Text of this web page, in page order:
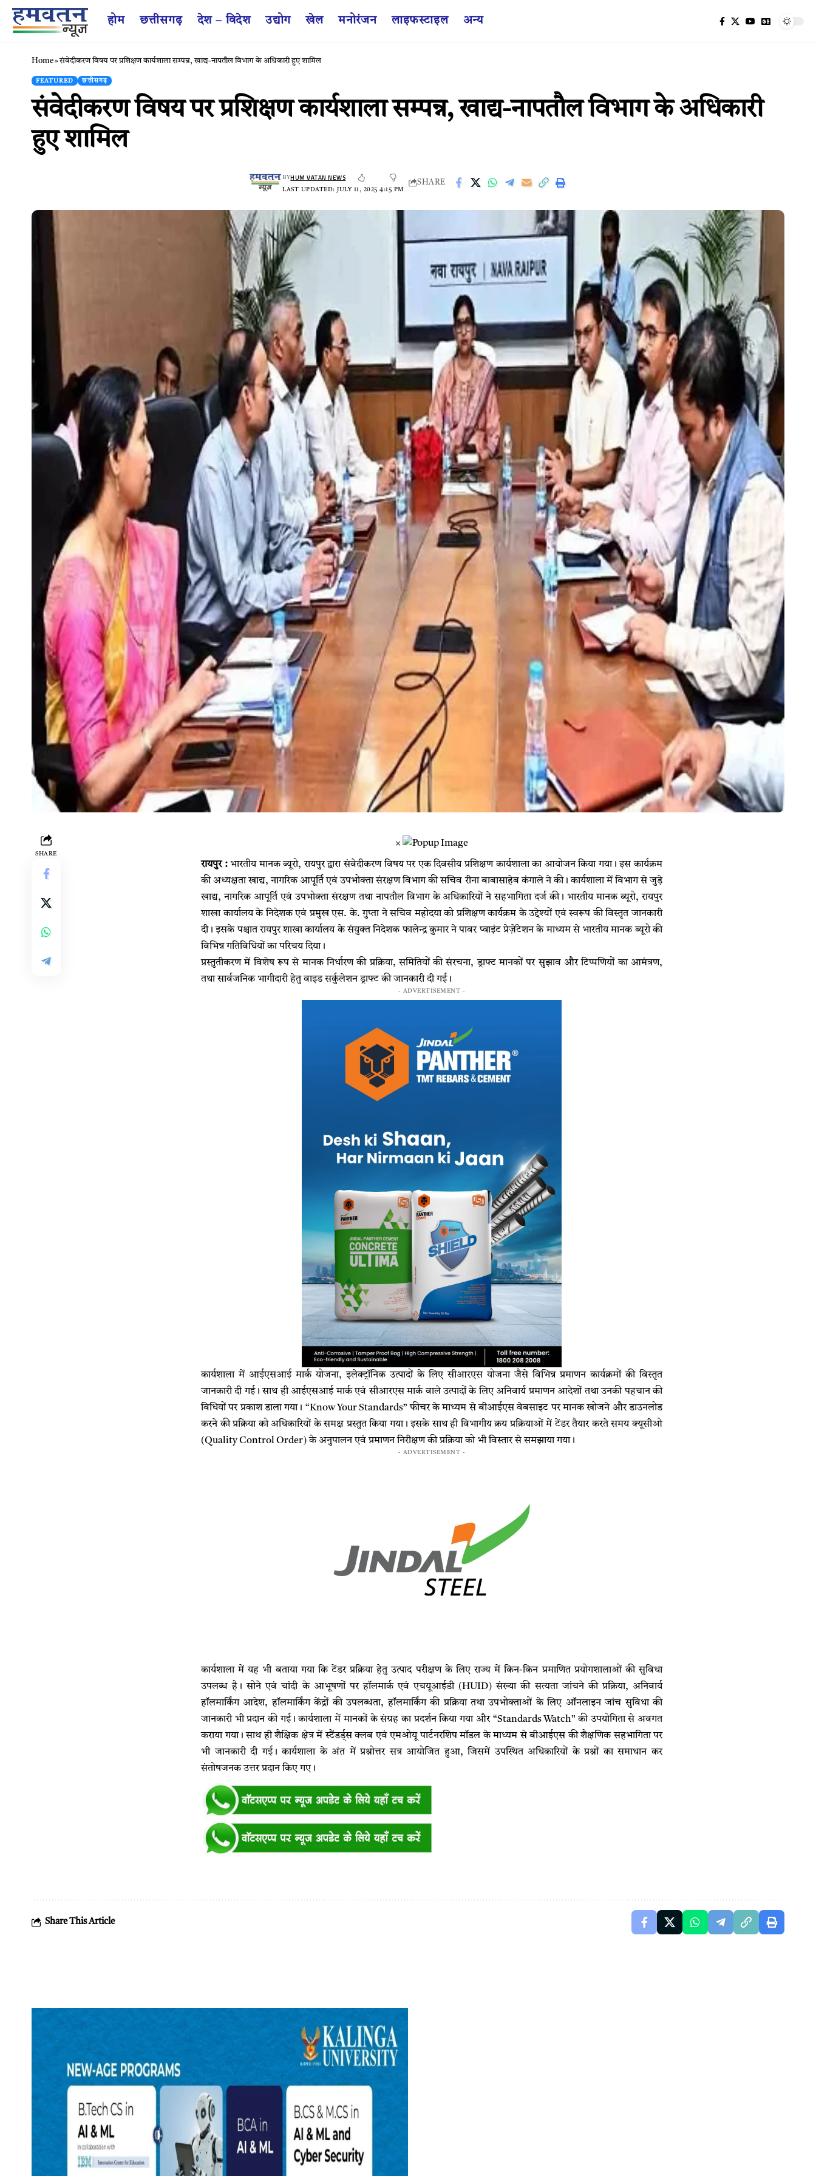
होम छत्तीसगढ़ देश – विदेश उद्योग खेल मनोरंजन लाइफस्टाइल अन्य
Home»संवेदीकरण विषय पर प्रशिक्षण कार्यशाला सम्पन्न, खाद्य-नापतौल विभाग के अधिकारी हुए शामिल
FEATURED छत्तीसगढ़
संवेदीकरण विषय पर प्रशिक्षण कार्यशाला सम्पन्न, खाद्य-नापतौल विभाग के अधिकारी
हुए शामिल
LAST UPDATED: JULY 11, 2025 4:15 PM
BYHUM VATAN NEWS
SHARE
SHARE
×
रायपुर :भारतीय मानक ब्यूरो, रायपुर द्वारा संवेदीकरण विषय पर एक दिवसीय प्रशिक्षण कार्यशाला का आयोजन किया गया। इस कार्यक्रम
की अध्यक्षता खाद्य, नागरिक आपूर्ति एवं उपभोक्ता संरक्षण विभाग की सचिव रीना बाबासाहेब कंगाले ने की। कार्यशाला में विभाग से जुड़े
खाद्य, नागरिक आपूर्ति एवं उपभोक्ता संरक्षण तथा नापतौल विभाग के अधिकारियों ने सहभागिता दर्ज की। भारतीय मानक ब्यूरो, रायपुर
शाखा कार्यालय के निदेशक एवं प्रमुख एस. के. गुप्ता ने सचिव महोदया को प्रशिक्षण कार्यक्रम के उद्देश्यों एवं स्वरूप की विस्तृत जानकारी
दी। इसके पश्चात रायपुर शाखा कार्यालय के संयुक्त निदेशक फालेन्द्र कुमार ने पावर प्वाइंट प्रेज़ेंटेशन के माध्यम से भारतीय मानक ब्यूरो की
विभिन्न गतिविधियों का परिचय दिया।
प्रस्तुतीकरण में विशेष रूप से मानक निर्धारण की प्रक्रिया, समितियों की संरचना, ड्राफ्ट मानकों पर सुझाव और टिप्पणियों का आमंत्रण,
तथा सार्वजनिक भागीदारी हेतु वाइड सर्कुलेशन ड्राफ्ट की जानकारी दी गई।
- ADVERTISEMENT -
कार्यशाला में आईएसआई मार्क योजना, इलेक्ट्रॉनिक उत्पादों के लिए सीआरएस योजना जैसे विभिन्न प्रमाणन कार्यक्रमों की विस्तृत
जानकारी दी गई। साथ ही आईएसआई मार्क एवं सीआरएस मार्क वाले उत्पादों के लिए अनिवार्य प्रमाणन आदेशों तथा उनकी पहचान की
विधियों पर प्रकाश डाला गया। “Know Your Standards” फीचर के माध्यम से बीआईएस वेबसाइट पर मानक खोजने और डाउनलोड
करने की प्रक्रिया को अधिकारियों के समक्ष प्रस्तुत किया गया। इसके साथ ही विभागीय क्रय प्रक्रियाओं में टेंडर तैयार करते समय क्यूसीओ
(Quality Control Order) के अनुपालन एवं प्रमाणन निरीक्षण की प्रक्रिया को भी विस्तार से समझाया गया।
- ADVERTISEMENT -
कार्यशाला में यह भी बताया गया कि टेंडर प्रक्रिया हेतु उत्पाद परीक्षण के लिए राज्य में किन-किन प्रमाणित प्रयोगशालाओं की सुविधा
उपलब्ध है। सोने एवं चांदी के आभूषणों पर हॉलमार्क एवं एचयूआईडी (HUID) संख्या की सत्यता जांचने की प्रक्रिया, अनिवार्य
हॉलमार्किंग आदेश, हॉलमार्किंग केंद्रों की उपलब्धता, हॉलमार्किंग की प्रक्रिया तथा उपभोक्ताओं के लिए ऑनलाइन जांच सुविधा की
जानकारी भी प्रदान की गई। कार्यशाला में मानकों के संग्रह का प्रदर्शन किया गया और “Standards Watch” की उपयोगिता से अवगत
कराया गया। साथ ही शैक्षिक क्षेत्र में स्टैंडर्ड्स क्लब एवं एमओयू पार्टनरशिप मॉडल के माध्यम से बीआईएस की शैक्षणिक सहभागिता पर
भी जानकारी दी गई। कार्यशाला के अंत में प्रश्नोत्तर सत्र आयोजित हुआ, जिसमें उपस्थित अधिकारियों के प्रश्नों का समाधान कर
संतोषजनक उत्तर प्रदान किए गए।
Share This Article